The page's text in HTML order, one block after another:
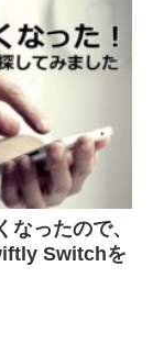
ったので、
Switchを